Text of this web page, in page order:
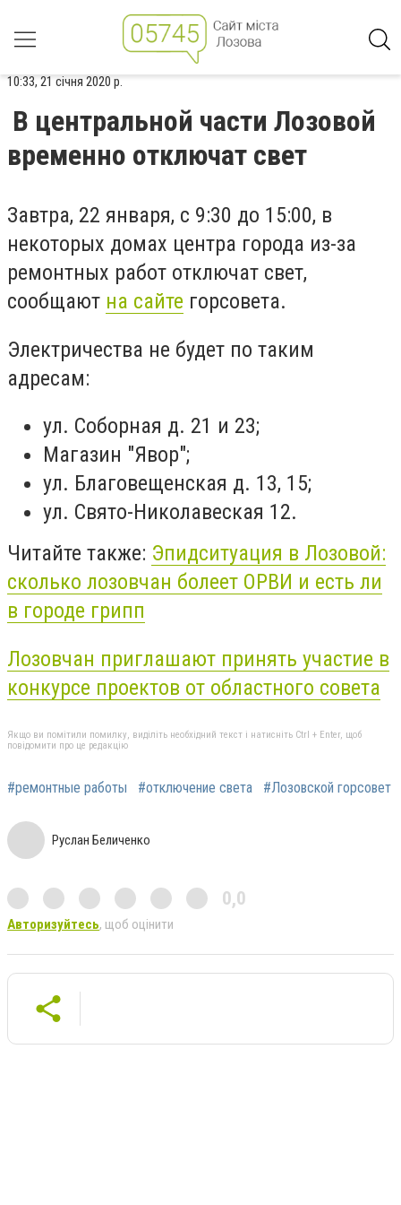
10:33, 21 січня 2020 р.
В центральной части Лозовой
временно отключат свет
Завтра, 22 января, с 9:30 до 15:00, в
некоторых домах центра города из-за
ремонтных работ отключат свет,
сообщают на сайте горсовета.
Электричества не будет по таким
адресам:
ул. Соборная д. 21 и 23;
Магазин "Явор";
ул. Благовещенская д. 13, 15;
ул. Свято-Николавеская 12.
Читайте также: Эпидситуация в Лозовой:
сколько лозовчан болеет ОРВИ и есть ли
в городе грипп
Лозовчан приглашают принять участие в
конкурсе проектов от областного совета
Якщо ви помітили помилку, виділіть необхідний текст і натисніть Ctrl + Enter, щоб
повідомити про це редакцію
#ремонтные работы #отключение света #Лозовской горсовет
Руслан Беличенко
0,0
Авторизуйтесь, щоб оцінити